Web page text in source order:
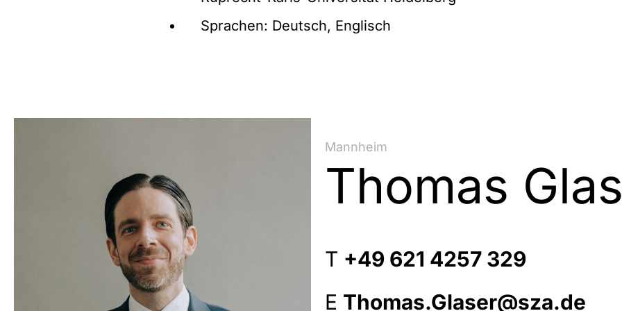
Sprachen: Deutsch, Englisch
Mannheim
Thomas
T +49 621 4257 329
E Thomas.Glaser@sza.de